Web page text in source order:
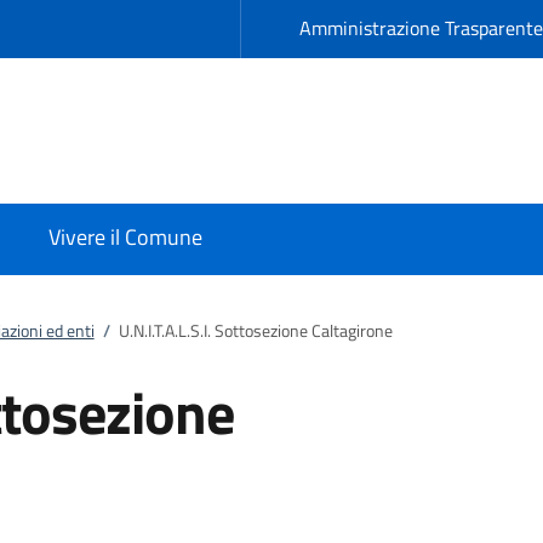
Amministrazione
Vivere il Comune
ed enti / U.N.I.T.A.L.S.I. Sottosezione Caltagirone